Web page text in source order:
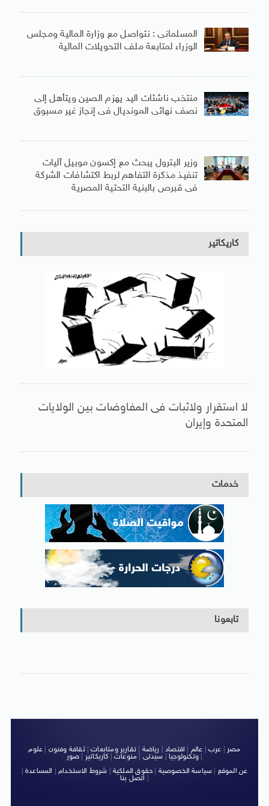
المسلمانى : نتواصل مع وزارة المالية ومجلس
الوزراء لمتابعة ملف التحويلات المالية
منتخب ناشئات اليد يهزم الصين ويتأهل إلى
نصف نهائى المونديال فى إنجاز غير مسبوق
وزير البترول يبحث مع إكسون موبيل آليات
تنفيذ مذكرة التفاهم لربط اكتشافات الشركة
فى قبرص بالبنية التحتية المصرية
كاريكاتير
لا استقرار ولاثبات فى المفاوضات بين الولايات
المتحدة وإيران
خدمات
تابعونا
مصر عرب عالم اقتصاد رياضة |تقارير ومتابعات|ثقافة وفنون
علوم
وتكنولوجيا| سيدتى منوعات كاريكاتير صور
|
عن الموقع
سياسة الخصوصية حقوق الملكية شروط الاستخدام| المساعدة|
اتصل بنا